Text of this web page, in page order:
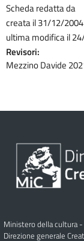
Scheda redatta da
creata il 31/12/2004
ultima modifica il
Revisori:
Mezzino Davide
Ministero della cultura -
Direzione generale